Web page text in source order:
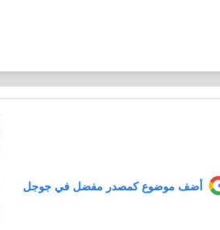
أضف موضوع كمصدر مفضل في جوجل